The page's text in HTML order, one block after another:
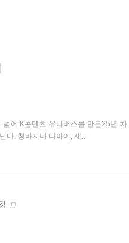
어 K콘텐츠 유니버스를 만든25년
다. 청바지나 타이어, 세...